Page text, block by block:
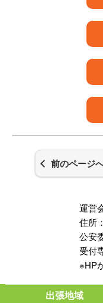
前のページ
運営
住所
公安
受付
※HP
出張地域